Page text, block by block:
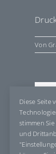
Von
Diese Seite
stimmen
und